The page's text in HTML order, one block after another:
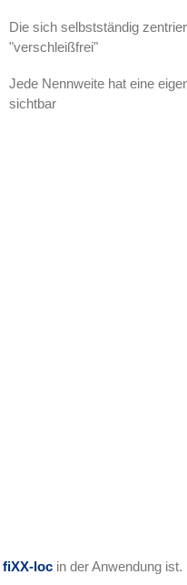
Die sich selbstständig
"verschleißfrei"
Jede Nennweite hat eine
sichtbar
fiXX-loc in der Anwendung ist.